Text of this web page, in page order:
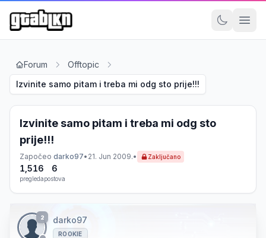
Forum
Offtopic
Izvinite samo pitam i treba mi odg sto prije!!!
Izvinite samo pitam i treba mi odg sto
prije!!!
Započeo darko97• 21. Jun 2009.• Zaključano
1,516
pregleda
6
postova
2 darko97
ROOKIE